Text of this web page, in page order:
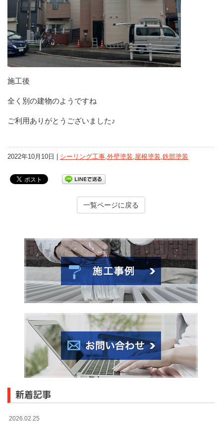
施工後
全く別の建物のようですね
ご利用ありがとうございました♪
2022年10月10日 | シーリング工事 外壁塗装 屋根塗装 鉄部塗装
一覧ページに戻る
新着記事
2026.02.25